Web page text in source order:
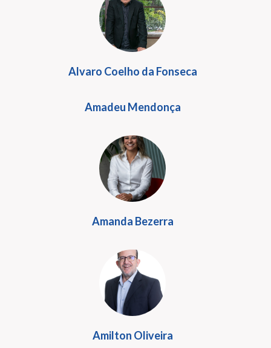
Alvaro Coelho da Fonseca
Amadeu Mendonça
Amanda Bezerra
Amilton Oliveira